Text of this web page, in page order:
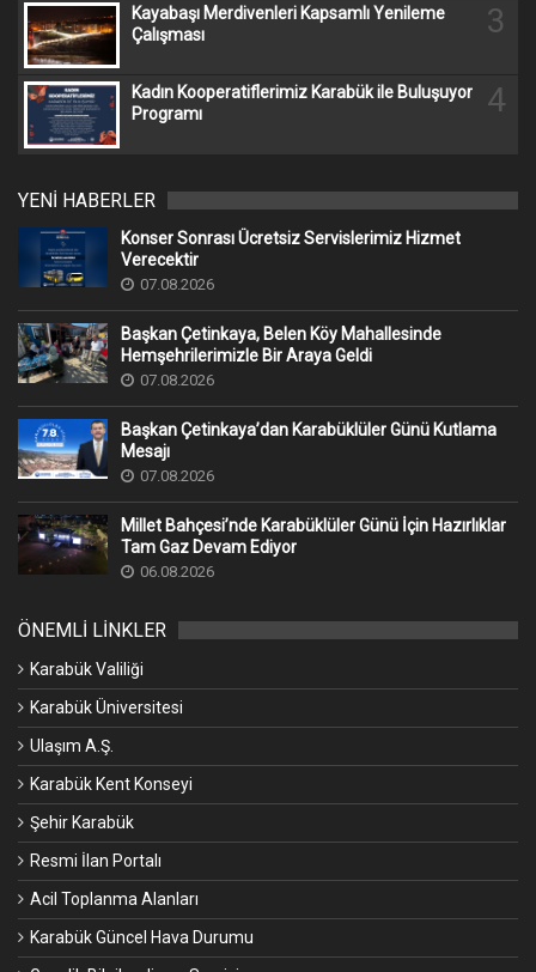
Kayabaşı Merdivenleri Kapsamlı Yenileme
Çalışması
3
Kadın Kooperatiflerimiz Karabük ile Buluşuyor
Programı
4
YENİ HABERLER
Konser Sonrası Ücretsiz Servislerimiz Hizmet
Verecektir
07.08.2026
Başkan Çetinkaya, Belen Köy Mahallesinde
Hemşehrilerimizle Bir Araya Geldi
07.08.2026
Başkan Çetinkaya’dan Karabüklüler Günü Kutlama
Mesajı
07.08.2026
Millet Bahçesi’nde Karabüklüler Günü İçin Hazırlıklar
Tam Gaz Devam Ediyor
06.08.2026
ÖNEMLİ LİNKLER
Karabük Valiliği
Karabük Üniversitesi
Ulaşım A.Ş.
Karabük Kent Konseyi
Şehir Karabük
Resmi İlan Portalı
Acil Toplanma Alanları
Karabük Güncel Hava Durumu